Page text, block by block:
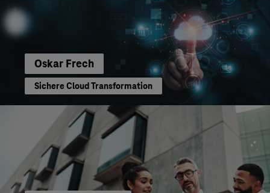
Oskar Frech
Sichere Cloud Transformation